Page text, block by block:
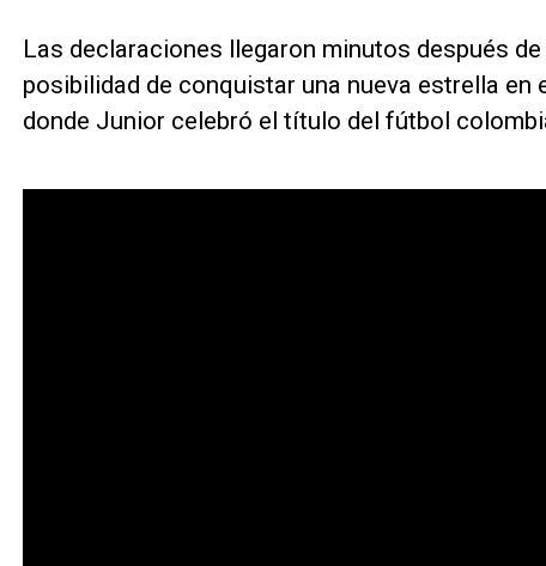
Las declaraciones llegaron minutos después
posibilidad de conquistar una nueva estrella
donde Junior celebró el título del fútbol